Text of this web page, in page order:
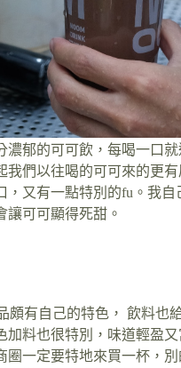
濃郁的可可飲，每喝一口
我們以往喝的可可來的更
，又有一點特別的fu。我自
讓可可顯得死甜。
頗有自己的特色， 飲料也
加料也很特別，味道輕盈
圈一定要特地來買一杯，